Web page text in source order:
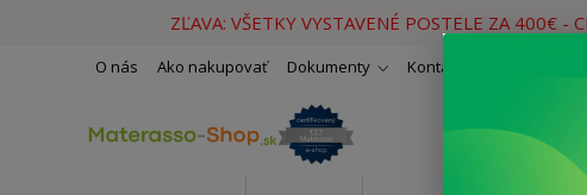
ZĽAVA: VŠETKY VYSTAVENÉ POSTELE ZA 400€
O nás Ako nakupovať Dokumenty Kontakty